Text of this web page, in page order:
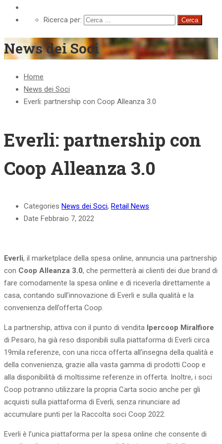
Ricerca per:
News dei Soci
Home
News dei Soci
Everli: partnership con Coop Alleanza 3.0
Everli: partnership con
Coop Alleanza 3.0
Categories News dei Soci, Retail News
Date Febbraio 7, 2022
Everli, il marketplace della spesa online, annuncia una partnership
con Coop Alleanza 3.0, che permetterà ai clienti dei due brand di
fare comodamente la spesa online e di riceverla direttamente a
casa, contando sull’innovazione di Everli e sulla qualità e la
convenienza dell’offerta Coop.
La partnership, attiva con il punto di vendita Ipercoop Miralfiore
di Pesaro, ha già reso disponibili sulla piattaforma di Everli circa
19mila referenze, con una ricca offerta all’insegna della qualità e
della convenienza, grazie alla vasta gamma di prodotti Coop e
alla disponibilità di moltissime referenze in offerta. Inoltre, i soci
Coop potranno utilizzare la propria Carta socio anche per gli
acquisti sulla piattaforma di Everli, senza rinunciare ad
accumulare punti per la Raccolta soci Coop 2022.
Everli è l’unica piattaforma per la spesa online che consente di